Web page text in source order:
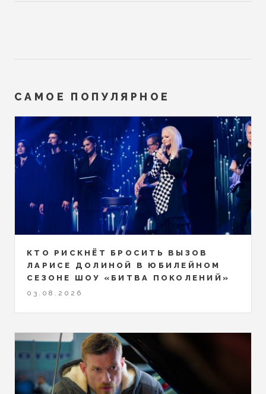
САМОЕ ПОПУЛЯРНОЕ
КТО РИСКНЁТ БРОСИТЬ ВЫЗОВ
ЛАРИСЕ ДОЛИНОЙ В ЮБИЛЕЙНОМ
СЕЗОНЕ ШОУ «БИТВА ПОКОЛЕНИЙ»
03.08.2026